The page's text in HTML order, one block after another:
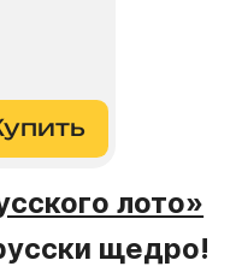
лото»
щедро!